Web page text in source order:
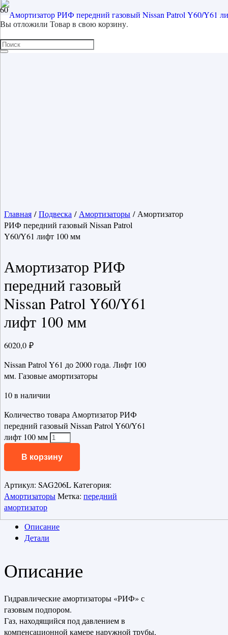
Вы отложили Товарв свою корзину.
Главная /Подвеска / Амортизаторы / Амортизатор
РИФ передний газовый Nissan Patrol
Y60/Y61 лифт 100 мм
Амортизатор РИФ
передний газовый
Nissan Patrol Y60/Y61
лифт 100 мм
6020,0 ₽
Nissan Patrol Y61 до 2000 года. Лифт 100
мм. Газовые амортизаторы
10 в наличии
Количество товара Амортизатор РИФ
передний газовый Nissan Patrol Y60/Y61
лифт 100 мм
В корзину
Артикул: SAG206LКатегория:
АмортизаторыМетка: передний
амортизатор
Описание
Детали
Описание
Гидравлические амортизаторы «РИФ» с
газовым подпором.
Газ, находящийся под давлением в
компенсационной камере наружной трубы,